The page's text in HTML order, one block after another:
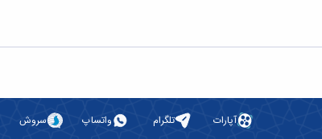
آپارات تلگرام واتساپ سروش